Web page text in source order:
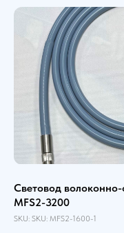
Световод
MFS2-3200
SKU: SKU: MFS2-1600-1